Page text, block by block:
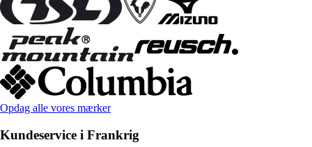
Opdag alle vores mærker
Kundeservice i Frankrig